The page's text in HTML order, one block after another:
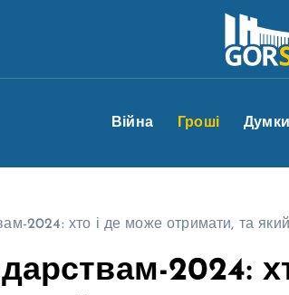
Війна Гроші Думки
2024: хто і де може отримати, та
2024: